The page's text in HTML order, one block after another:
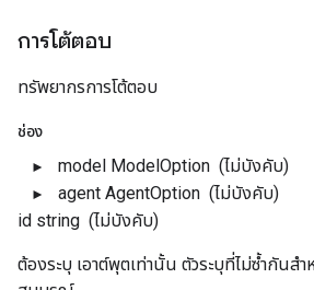
การโต้ตอบ
ทรัพยากรการโต้ตอบ
ช่อง
model ModelOption (ไม่บังคับ)
agent AgentOption (ไม่บังคับ)
id string (ไม่บังคับ)
ต้องระบุ เอาต์พุตเท่านั้น ตัวระบุที่ไม่ซ้ำกันสำ